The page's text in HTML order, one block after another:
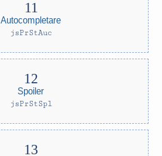
Autocompletare
jsPrStAuc
Spoiler
jsPrStSpl